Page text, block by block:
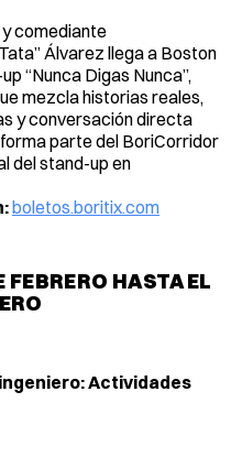
comediante
Álvarez llega a Boston
“Nunca Digas Nunca”,
mezcla historias reales,
y conversación directa
parte del BoriCorridor
del stand-up en
boletos.boritix.com
FEBRERO HASTA EL
Actividades